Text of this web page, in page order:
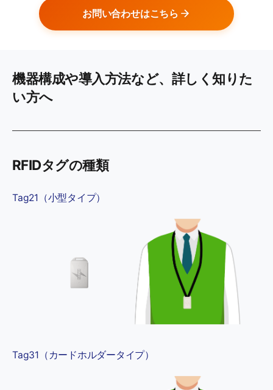
お問い合わせはこちら
機器構成や導入方法など、詳しく知りた
い方へ
RFIDタグの種類
Tag21（小型タイプ）
Tag31（カードホルダータイプ）